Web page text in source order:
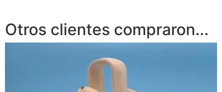
Otros clientes compraron...